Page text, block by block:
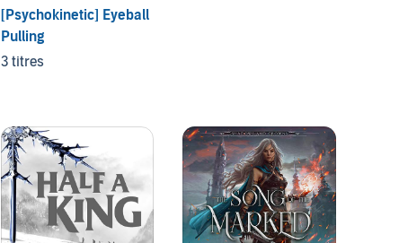
[Psychokinetic] Eyeball
Pulling
3 titres